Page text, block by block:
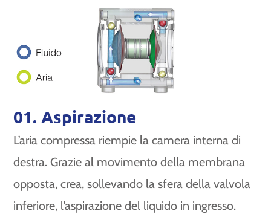
01. Aspirazione
L’aria compressa riempie la camera interna di
destra. Grazie al movimento della membrana
opposta, crea, sollevando la sfera della valvola
inferiore, l’aspirazione del liquido in ingresso.